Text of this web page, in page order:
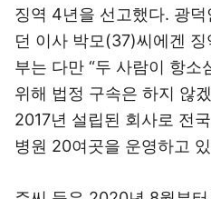
징역 4년을 선고했다. 광덕
던 이사 박모(37)씨에겐
부는 다만 “두 사람이 항소
위해 법정 구속은 하지 않
2017년 설립된 회사로 전
병원 20여곳을 운영하고